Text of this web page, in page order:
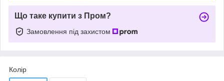
Що таке купити з Пром?
Замовлення під захистом
Колір